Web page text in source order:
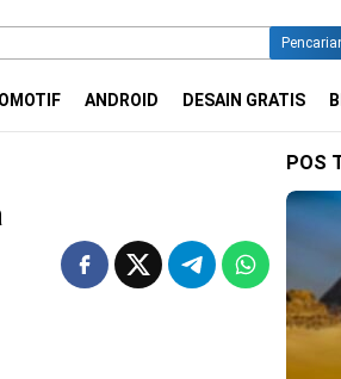
ANDROID DESAIN GRATIS
POS